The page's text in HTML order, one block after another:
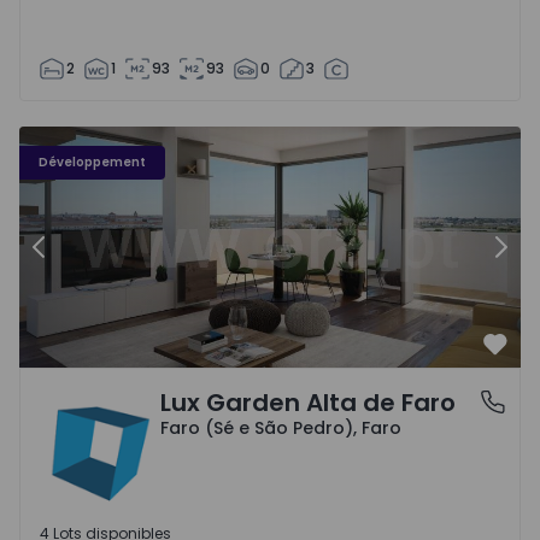
2 1 93 93 0 3
Développement
Précédent
Faro (Sé e São Pedro), Faro
Lux Garden Alta de Faro
Faro (Sé e São Pedro), Faro
4 Lots disponibles